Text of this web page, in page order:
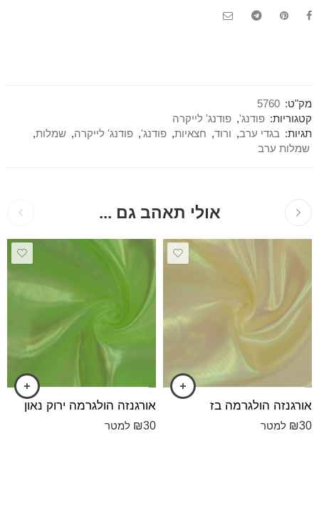
מק"ט: 5760
קטגוריות: פודנג', פודנג' לייקרה
תגיות: בגדי ערב, ורוד, חצאיות, פודנג', פודנג' לייקרה, שמלות,
שמלות ערב
אולי תאהב גם ...
אורגנזה הולגרמה בז
₪30 למטר
אורגנזה הולגרמה ירוק נאון
₪30 למטר